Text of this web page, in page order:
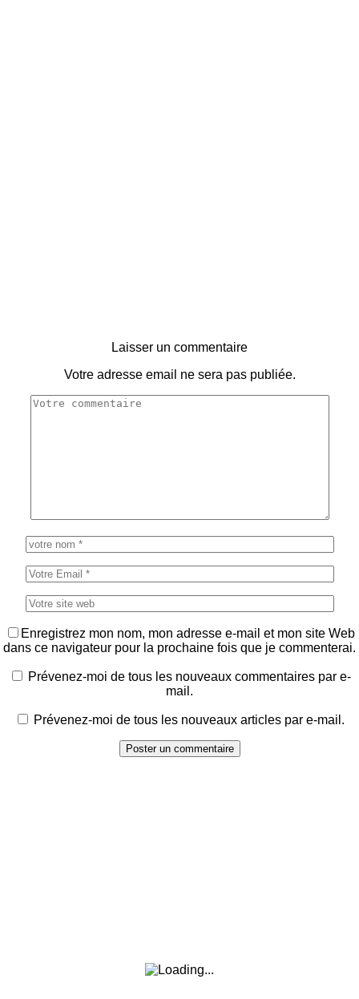
Laisser un commentaire
Votre adresse email ne sera pas publiée.
Enregistrez mon nom, mon adresse e-mail et mon site Web
dans ce navigateur pour la prochaine fois que je commenterai.
Prévenez-moi de tous les nouveaux commentaires par e-
mail.
Prévenez-moi de tous les nouveaux articles par e-mail.